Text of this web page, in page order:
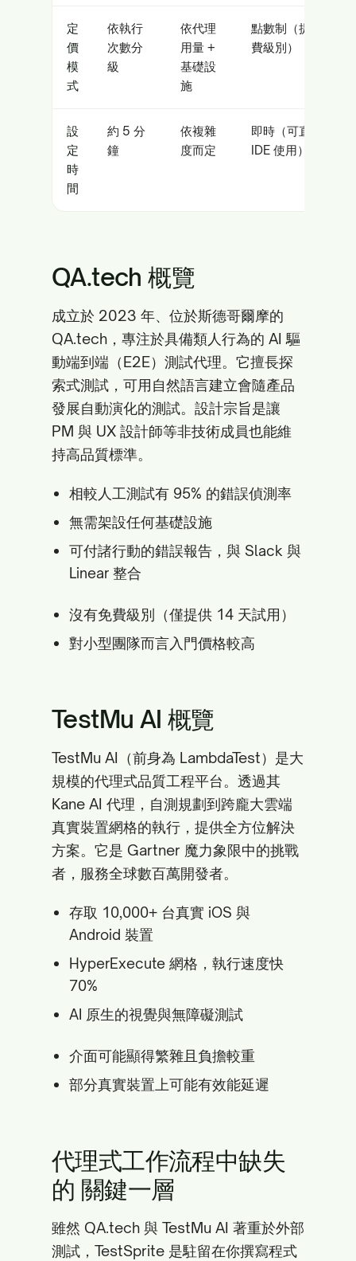
定
價
模
式
依執行
次數分
級
依代理
用量 +
基礎設
施
點數制（提供免
費級別）
設
定
時
間
約 5 分
鐘
依複雜
度而定
即時（可直接於
IDE 使用）
QA.tech 概覽
成立於 2023 年、位於斯德哥爾摩的
QA.tech，專注於具備類人行為的 AI 驅
動端到端（E2E）測試代理。它擅長探
索式測試，可用自然語言建立會隨產品
發展自動演化的測試。設計宗旨是讓
PM 與 UX 設計師等非技術成員也能維
持高品質標準。
相較人工測試有 95% 的錯誤偵測率
無需架設任何基礎設施
可付諸行動的錯誤報告，與 Slack 與
Linear 整合
沒有免費級別（僅提供 14 天試用）
對小型團隊而言入門價格較高
TestMu AI 概覽
TestMu AI（前身為 LambdaTest）是大
規模的代理式品質工程平台。透過其
Kane AI 代理，自測規劃到跨龐大雲端
真實裝置網格的執行，提供全方位解決
方案。它是 Gartner 魔力象限中的挑戰
者，服務全球數百萬開發者。
存取 10,000+ 台真實 iOS 與
Android 裝置
HyperExecute 網格，執行速度快
70%
AI 原生的視覺與無障礙測試
介面可能顯得繁雜且負擔較重
部分真實裝置上可能有效能延遲
代理式工作流程中缺失
的 關鍵一層
雖然 QA.tech 與 TestMu AI 著重於外部
測試，TestSprite 是駐留在你撰寫程式